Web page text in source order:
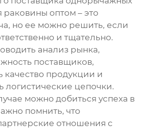
раковины оптом – это
но ее можно решить, если
и тщательно.
анализ рынка,
поставщиков,
качество продукции и
логистические цепочки.
можно добиться успеха в
помнить, что
отношения с